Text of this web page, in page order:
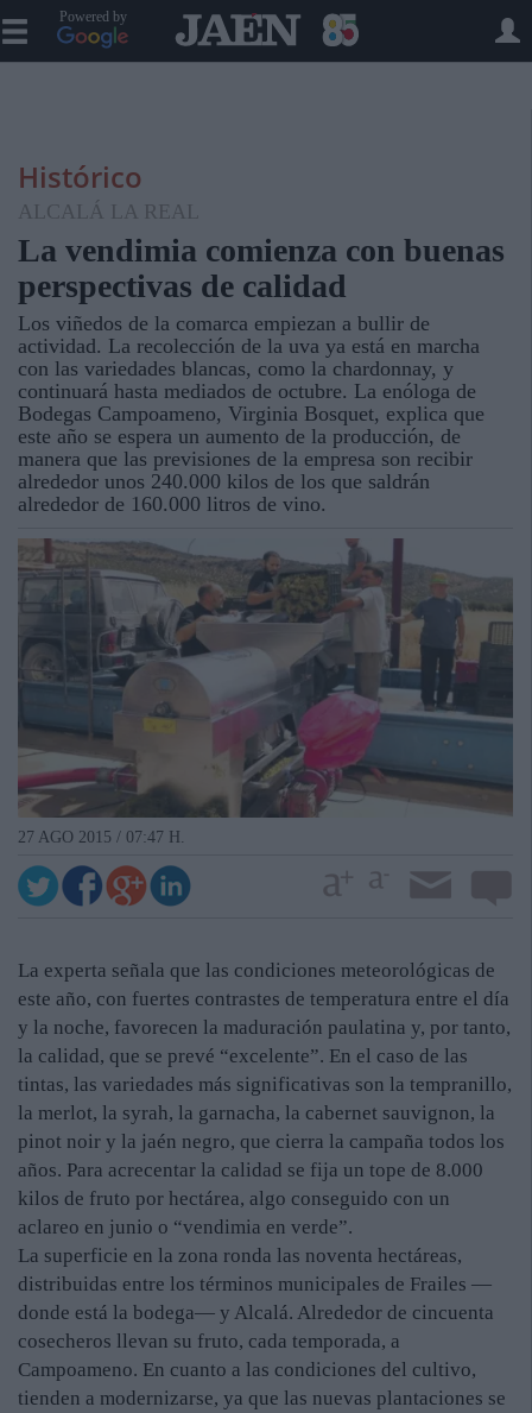
Powered by
Histórico
ALCALÁ LA REAL
La vendimia comienza con buenas
perspectivas de calidad
Los viñedos de la comarca empiezan a bullir de
actividad. La recolección de la uva ya está en marcha
con las variedades blancas, como la chardonnay, y
continuará hasta mediados de octubre. La enóloga de
Bodegas Campoameno, Virginia Bosquet, explica que
este año se espera un aumento de la producción, de
manera que las previsiones de la empresa son recibir
alrededor unos 240.000 kilos de los que saldrán
alrededor de 160.000 litros de vino.
27 AGO 2015 / 07:47 H.
La experta señala que las condiciones meteorológicas de
este año, con fuertes contrastes de temperatura entre el día
y la noche, favorecen la maduración paulatina y, por tanto,
la calidad, que se prevé “excelente”. En el caso de las
tintas, las variedades más significativas son la tempranillo,
la merlot, la syrah, la garnacha, la cabernet sauvignon, la
pinot noir y la jaén negro, que cierra la campaña todos los
años. Para acrecentar la calidad se fija un tope de 8.000
kilos de fruto por hectárea, algo conseguido con un
aclareo en junio o “vendimia en verde”.
La superficie en la zona ronda las noventa hectáreas,
distribuidas entre los términos municipales de Frailes —
donde está la bodega— y Alcalá. Alrededor de cincuenta
cosecheros llevan su fruto, cada temporada, a
Campoameno. En cuanto a las condiciones del cultivo,
tienden a modernizarse, ya que las nuevas plantaciones se